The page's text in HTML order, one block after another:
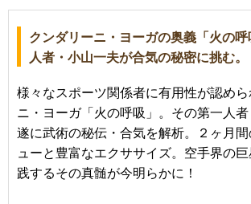
クンダリーニ・ヨーガの奥義「火の
人者・小山一夫が合気の秘密に挑む。
様々なスポーツ関係者に有用性が認め
ニ・ヨーガ「火の呼吸」。その第一人者
遂に武術の秘伝・合気を解析。２ヶ月
ューと豊富なエクササイズ。空手界の
践するその真髄が今明らかに！